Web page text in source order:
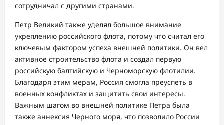
сотрудничал с другими странами.
Петр Великий также уделял большое внимание
укреплению российского флота, потому что считал его
ключевым фактором успеха внешней политики. Он вел
активное строительство флота и создал первую
российскую балтийскую и Черноморскую флотилии.
Благодаря этим мерам, Россия смогла преуспеть в
военных конфликтах и защитить свои интересы.
Важным шагом во внешней политике Петра была
также аннексия Черного моря, что позволило России